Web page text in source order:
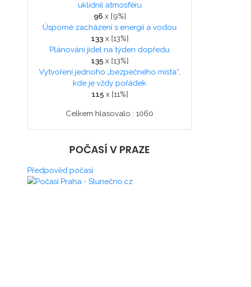
uklidnil atmosféru
96x [9%]
Úsporné zacházení s energií a vodou
133x [13%]
Plánování jídel na týden dopředu
135x [13%]
Vytvoření jednoho „bezpečného místa“,
kde je vždy pořádek
115x [11%]
Celkem hlasovalo : 1060
POČASÍ V PRAZE
Předpověď počasí